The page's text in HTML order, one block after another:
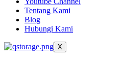
Tentang Kami
Blog
Hubungi Kami
X